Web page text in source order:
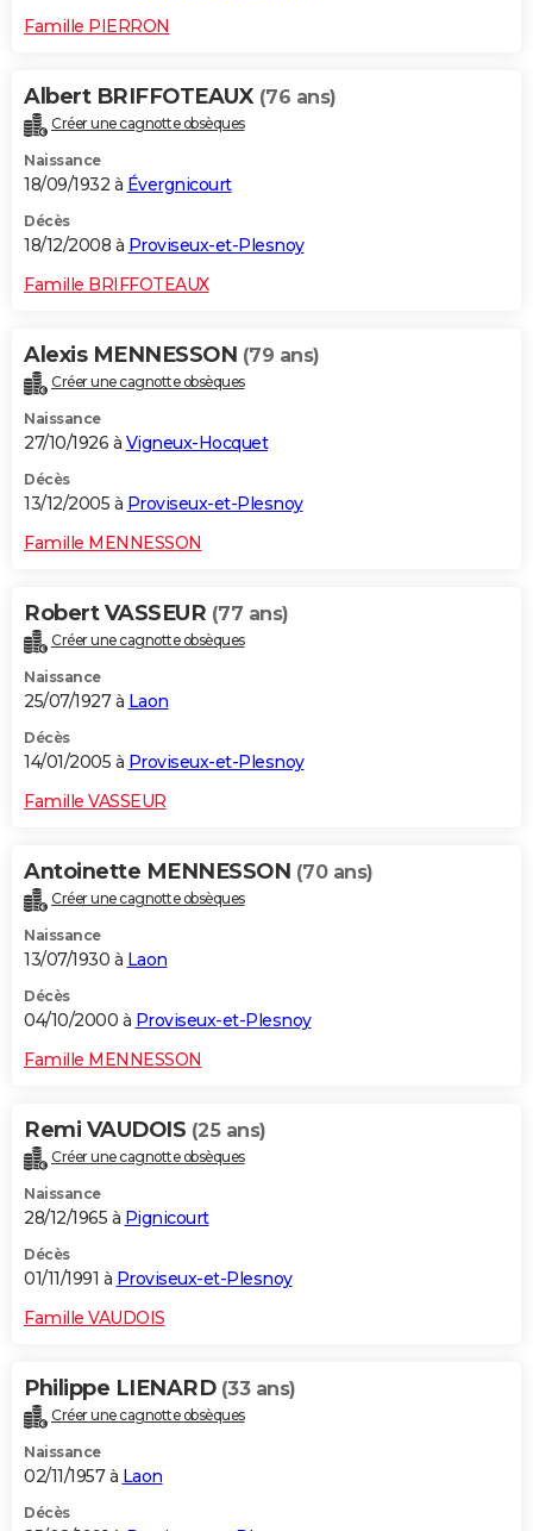
Famille PIERRON
Albert BRIFFOTEAUX (76 ans)
Créer une cagnotte obsèques
Naissance
18/09/1932 à Évergnicourt
Décès
18/12/2008 à Proviseux-et-Plesnoy
Famille BRIFFOTEAUX
Alexis MENNESSON (79 ans)
Créer une cagnotte obsèques
Naissance
27/10/1926 à Vigneux-Hocquet
Décès
13/12/2005 à Proviseux-et-Plesnoy
Famille MENNESSON
Robert VASSEUR (77 ans)
Créer une cagnotte obsèques
Naissance
25/07/1927 à Laon
Décès
14/01/2005 à Proviseux-et-Plesnoy
Famille VASSEUR
Antoinette MENNESSON (70 ans)
Créer une cagnotte obsèques
Naissance
13/07/1930 à Laon
Décès
04/10/2000 à Proviseux-et-Plesnoy
Famille MENNESSON
Remi VAUDOIS (25 ans)
Créer une cagnotte obsèques
Naissance
28/12/1965 à Pignicourt
Décès
01/11/1991 à Proviseux-et-Plesnoy
Famille VAUDOIS
Philippe LIENARD (33 ans)
Créer une cagnotte obsèques
Naissance
02/11/1957 à Laon
Décès